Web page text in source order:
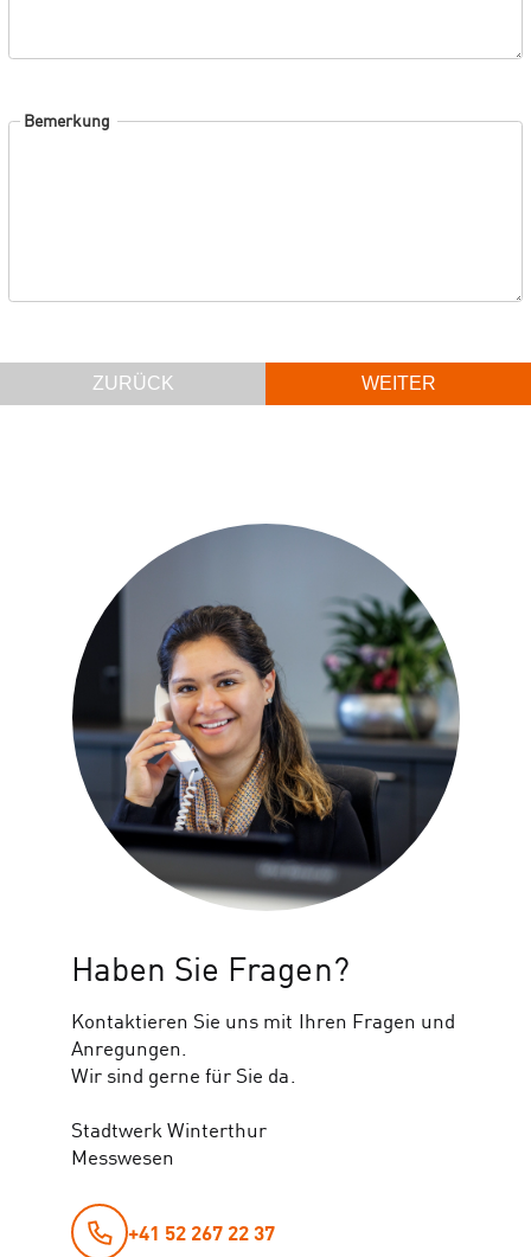
Haben Sie Fragen?
Kontaktieren Sie uns mit Ihren Fragen und
Anregungen.
Wir sind gerne für Sie da.
Stadtwerk Winterthur
Messwesen
+41 52 267 22 37